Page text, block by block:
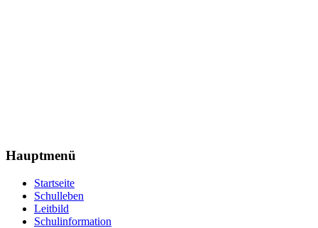
Hauptmenü
Startseite
Schulleben
Leitbild
Schulinformation